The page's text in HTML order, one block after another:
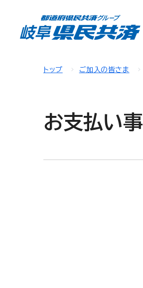
トップ ご加入の皆さま
お支払い